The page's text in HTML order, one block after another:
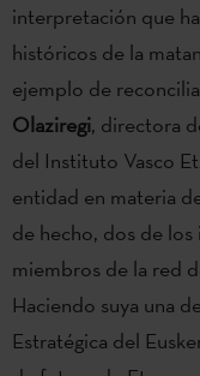
interpretación que
históricos de la
ejemplo de
Olaziregi, directora
del Instituto Vasco
entidad en materia
de hecho, dos de
miembros de la red
Haciendo suya una
Estratégica del